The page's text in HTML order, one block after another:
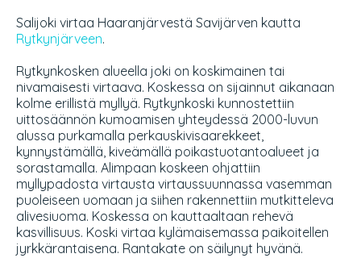
Salijoki virtaa Haaranjärvestä Savijärven kautta
Rytkynjärveen.
Rytkynkosken alueella joki on koskimainen tai
nivamaisesti virtaava. Koskessa on sijainnut aikanaan
kolme erillistä myllyä. Rytkynkoski kunnostettiin
uittosäännön kumoamisen yhteydessä 2000-luvun
alussa purkamalla perkauskivisaarekkeet,
kynnystämällä, kiveämällä poikastuotantoalueet ja
sorastamalla. Alimpaan koskeen ohjattiin
myllypadosta virtausta virtaussuunnassa vasemman
puoleiseen uomaan ja siihen rakennettiin mutkitteleva
alivesiuoma. Koskessa on kauttaaltaan rehevä
kasvillisuus. Koski virtaa kylämaisemassa paikoitellen
jyrkkärantaisena. Rantakate on säilynyt hyvänä.